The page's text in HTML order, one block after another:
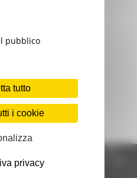
pubblico
tutto
i cookie
privacy
(CF 80008630420 P.IVA
9 - 60125 Ancona - tel.